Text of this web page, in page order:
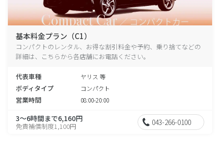
基本料金プラン（C1）
コンパクトのレンタル、お得な割引料金や予約、乗り捨てなどの
詳細は、こちらから各店舗にお電話ください。
代表車種 ヤリス 等
ボディタイプ コンパクト
営業時間 08:00-20:00
3～6時間まで6,160円
免責補償制度1,100円 043-266-0100